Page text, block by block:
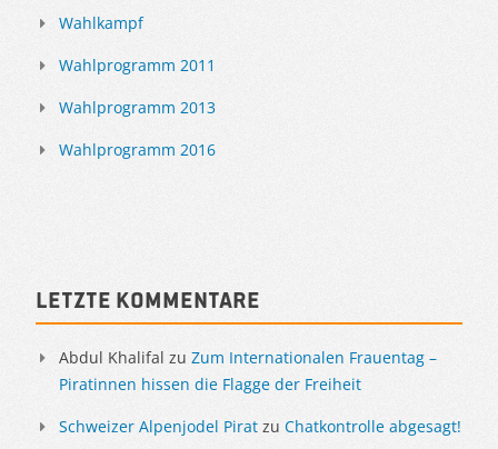
Wahlkampf
Wahlprogramm 2011
Wahlprogramm 2013
Wahlprogramm 2016
Letzte Kommentare
Abdul Khalifal zu Zum Internationalen Frauentag –
Piratinnen hissen die Flagge der Freiheit
Schweizer Alpenjodel Pirat zu Chatkontrolle abgesagt!